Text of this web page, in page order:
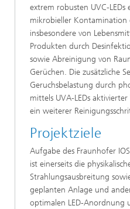
extrem robusten UVC-
mikrobieller Kontamination
insbesondere von
Produkten durch
sowie Abreinigung von
Gerüchen. Die zusätzliche
Geruchsbelastung durch
mittels UVA-LEDs
ein weiterer
Projektziele
Aufgabe des Fraunhofer
ist einerseits die
Strahlungsausbreitung
geplanten Anlage und
optimalen LED-Anordnung